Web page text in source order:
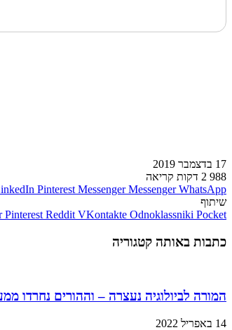
17 בדצמבר 2019
988 2 דקות קריאה
Pinterest Messenger Messenger WhatsApp
שיתוף
Pinterest Reddit VKontakte Odnoklassniki Pocket
כתבות באותה קטגוריה
המורה לביולוגיה נעצרה – וההורים נחרדו
14 באפריל 2022